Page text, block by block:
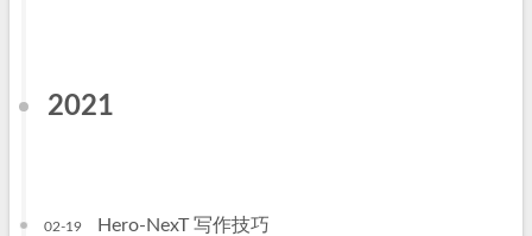
2021
02-19 Hero-NexT 写作技巧